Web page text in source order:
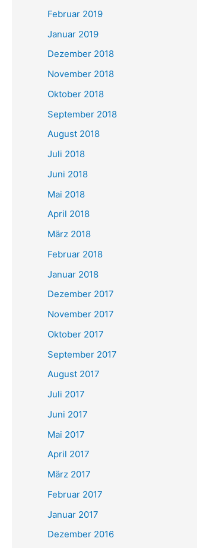
Februar 2019
Januar 2019
Dezember 2018
November 2018
Oktober 2018
September 2018
August 2018
Juli 2018
Juni 2018
Mai 2018
April 2018
März 2018
Februar 2018
Januar 2018
Dezember 2017
November 2017
Oktober 2017
September 2017
August 2017
Juli 2017
Juni 2017
Mai 2017
April 2017
März 2017
Februar 2017
Januar 2017
Dezember 2016